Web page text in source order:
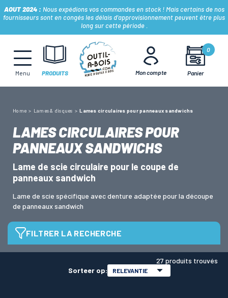
AOUT 2024 : Nous expédions vos commandes en stock ! Mais certains de nos
fournisseurs sont en congés les délais d'approvisionnement peuvent être plus
long sur cette période .
Menu PRODUITS Mon compte Panier
0
MÈCHES, FRAISES & FORETS
LAMES & DISQUES
CONSOMMABLES
OUTILS À MAIN
FERS & PLAQUETTES
Home Lames & disques Lames circulaires pour panneaux sandwichs
LAMES CIRCULAIRES POUR
PANNEAUX SANDWICHS
Lame de scie circulaire pour le coupe de
panneaux sandwich
Lame de scie spécifique avec denture adaptée pour la découpe
de panneaux sandwich
FILTRER LA RECHERCHE
Diamètre de lame
27 produits trouvés
Sorteer op:
RELEVANTIE